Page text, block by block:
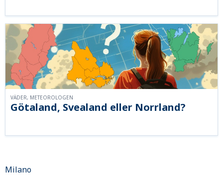
Götaland, Svealand eller Norrland?
VÄDER, METEOROLOGEN
Milano